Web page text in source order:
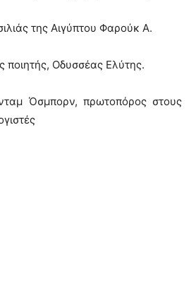
της Αιγύπτου Φαρούκ Α.
ποιητής, Οδυσσέας Ελύτης.
Όσμπορν, πρωτοπόρος στους